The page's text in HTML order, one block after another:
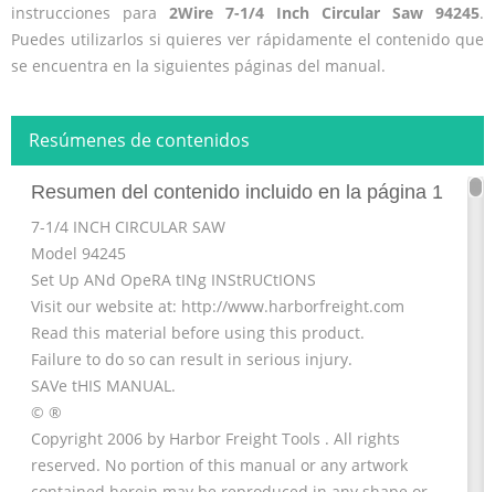
instrucciones para 2Wire 7-1/4 Inch Circular Saw 94245.
Puedes utilizarlos si quieres ver rápidamente el contenido que
se encuentra en la siguientes páginas del manual.
Resúmenes de contenidos
Resumen del contenido incluido en la página 1
7-1/4 INCH CIRCULAR SAW
Model 94245
Set Up ANd OpeRA tINg INStRUCtIONS
Visit our website at: http://www.harborfreight.com
Read this material before using this product.
Failure to do so can result in serious injury.
SAVe tHIS MANUAL.
© ®
Copyright 2006 by Harbor Freight Tools . All rights
reserved. No portion of this manual or any artwork